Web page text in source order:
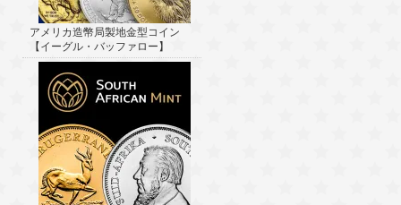
アメリカ造幣局製地金型コイン
【イーグル・バッファロー】